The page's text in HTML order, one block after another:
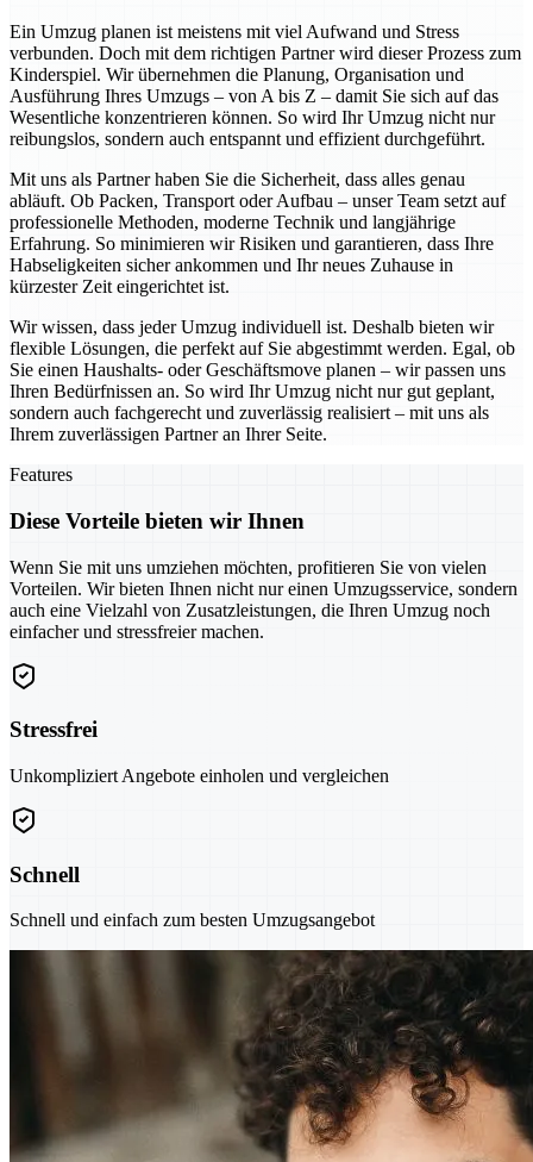
Ein Umzug planen ist meistens mit viel Aufwand und Stress
verbunden. Doch mit dem richtigen Partner wird dieser Prozess zum
Kinderspiel. Wir übernehmen die Planung, Organisation und
Ausführung Ihres Umzugs – von A bis Z – damit Sie sich auf das
Wesentliche konzentrieren können. So wird Ihr Umzug nicht nur
reibungslos, sondern auch entspannt und effizient durchgeführt.
Mit uns als Partner haben Sie die Sicherheit, dass alles genau
abläuft. Ob Packen, Transport oder Aufbau – unser Team setzt auf
professionelle Methoden, moderne Technik und langjährige
Erfahrung. So minimieren wir Risiken und garantieren, dass Ihre
Habseligkeiten sicher ankommen und Ihr neues Zuhause in
kürzester Zeit eingerichtet ist.
Wir wissen, dass jeder Umzug individuell ist. Deshalb bieten wir
flexible Lösungen, die perfekt auf Sie abgestimmt werden. Egal, ob
Sie einen Haushalts- oder Geschäftsmove planen – wir passen uns
Ihren Bedürfnissen an. So wird Ihr Umzug nicht nur gut geplant,
sondern auch fachgerecht und zuverlässig realisiert – mit uns als
Ihrem zuverlässigen Partner an Ihrer Seite.
Features
Diese Vorteile bieten wir Ihnen
Wenn Sie mit uns umziehen möchten, profitieren Sie von vielen
Vorteilen. Wir bieten Ihnen nicht nur einen Umzugsservice, sondern
auch eine Vielzahl von Zusatzleistungen, die Ihren Umzug noch
einfacher und stressfreier machen.
Stressfrei
Unkompliziert Angebote einholen und vergleichen
Schnell
Schnell und einfach zum besten Umzugsangebot